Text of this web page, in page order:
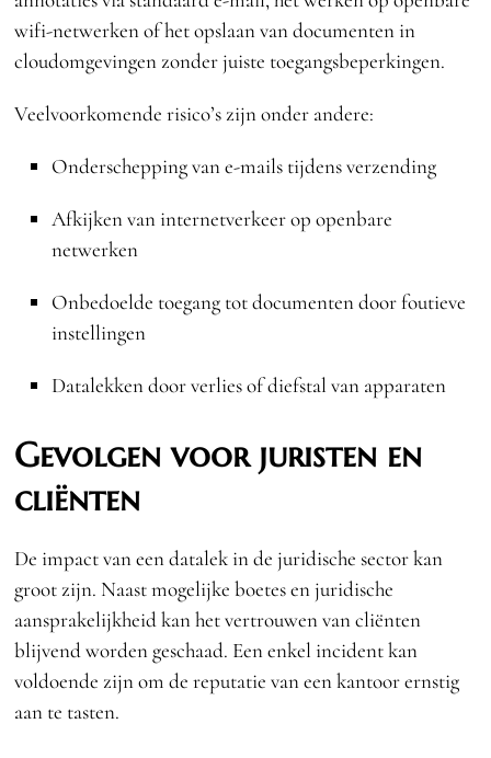
wifi-netwerken of het opslaan van documenten in
cloudomgevingen zonder juiste toegangsbeperkingen.
Veelvoorkomende risico’s zijn onder andere:
Onderschepping van e-mails tijdens verzending
Afkijken van internetverkeer op openbare
netwerken
Onbedoelde toegang tot documenten door foutieve
instellingen
Datalekken door verlies of diefstal van apparaten
Gevolgen voor juristen en
cliënten
De impact van een datalek in de juridische sector kan
groot zijn. Naast mogelijke boetes en juridische
aansprakelijkheid kan het vertrouwen van cliënten
blijvend worden geschaad. Een enkel incident kan
voldoende zijn om de reputatie van een kantoor ernstig
aan te tasten.